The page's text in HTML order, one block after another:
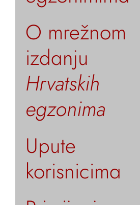
O mrežnom
izdanju
Hrvatskih
egzonima
Upute
korisnicima